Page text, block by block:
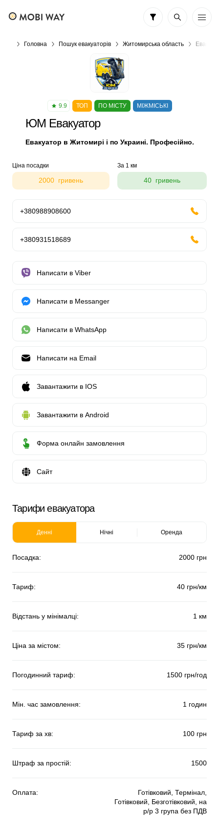
Головна Пошук евакуаторів Житомирська область
9.9 ТОП ПО МІСТУ МІЖМІСЬКІ
ЮМ Евакуатор
Евакуатор в Житомирі і по Украині. Професійно.
Ціна посадки
2000 гривень
За 1 км
40 гривень
+380988908600
+380931518689
Написати в Viber
Написати в Messanger
Написати в WhatsApp
Написати на Email
Завантажити в IOS
Завантажити в Android
Форма онлайн замовлення
Сайт
Тарифи евакуатора
Денні Нічні Оренда
Посадка: 2000 грн
Тариф: 40 грн/км
Відстань у мінімалці: 1 км
Ціна за містом: 35 грн/км
Погодинний тариф: 1500 грн/год
Мін. час замовлення: 1 годин
Тариф за хв: 100 грн
Штраф за простій: 1500
Оплата:
Готівковий, Термінал,
Готівковий, Безготівковий, на
р/р 3 група без ПДВ